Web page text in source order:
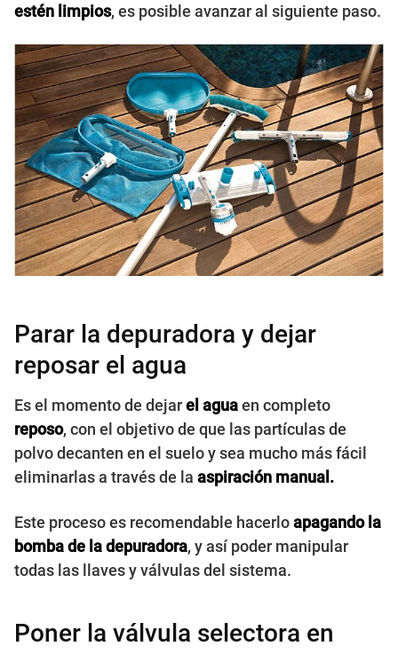
estén limpios, es posible avanzar al siguiente paso.
Parar la depuradora y dejar
reposar el agua
Es el momento de dejarel aguaen completo
reposo, con el objetivo de que las partículas de
polvo decanten en el suelo y sea mucho más fácil
eliminarlas a través de la aspiración manual.
Este proceso es recomendable hacerloapagando la
bomba de la depuradora, y así poder manipular
todas las llaves y válvulas del sistema.
Poner la válvula selectora en